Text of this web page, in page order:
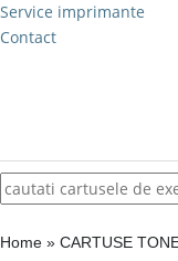
Service imprimante
Contact
Home » CARTUSE